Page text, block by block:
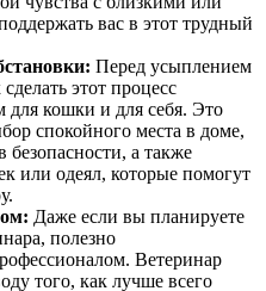
вас в этот трудный
Перед усыплением
этот процесс
кошки и для себя. Это
спокойного места в доме,
безопасности, а также
или одеял, которые помогут
Даже если вы планируете
полезно
Ветеринар
того, как лучше всего